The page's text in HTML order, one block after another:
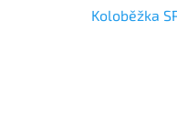
Koloběžka